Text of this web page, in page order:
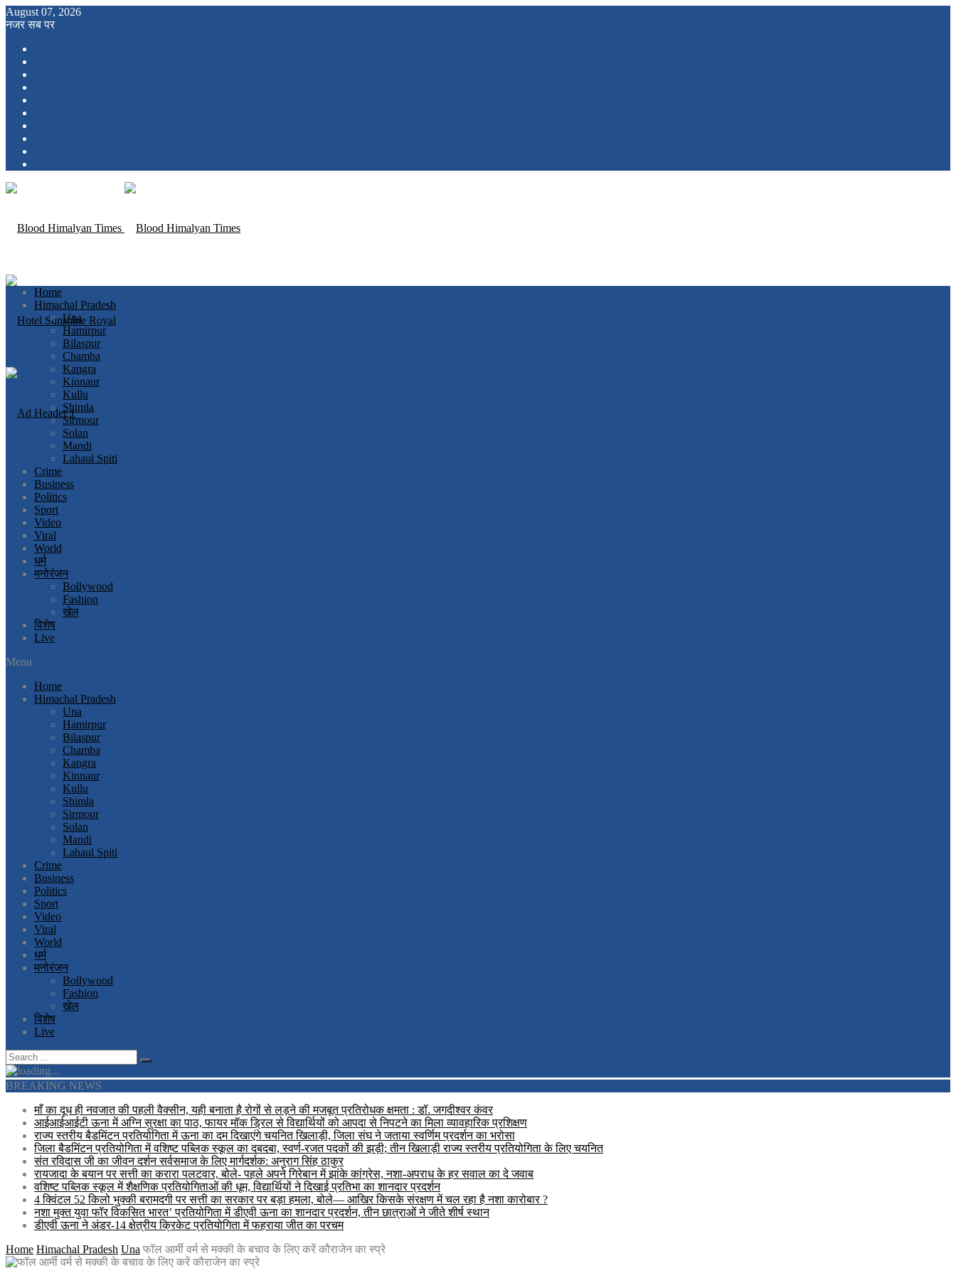
August 07, 2026
नजर सब पर
Home
Himachal Pradesh
Una
Hamirpur
Bilaspur
Chamba
Kangra
Kinnaur
Kullu
Shimla
Sirmour
Solan
Mandi
Lahaul Spiti
Crime
Business
Politics
Sport
Video
Viral
World
धर्म
मनोरंजन
Bollywood
Fashion
खेल
विशेष
Live
Menu
Home
Himachal Pradesh
Una
Hamirpur
Bilaspur
Chamba
Kangra
Kinnaur
Kullu
Shimla
Sirmour
Solan
Mandi
Lahaul Spiti
Crime
Business
Politics
Sport
Video
Viral
World
धर्म
मनोरंजन
Bollywood
Fashion
खेल
विशेष
Live
BREAKING NEWS
माँ का दूध ही नवजात की पहली वैक्सीन, यही बनाता है रोगों से लड़ने की मजबूत प्रतिरोधक क्षमता : डॉ. जगदीश्वर कंवर
आईआईआईटी ऊना में अग्नि सुरक्षा का पाठ, फायर मॉक ड्रिल से विद्यार्थियों को आपदा से निपटने का मिला व्यावहारिक प्रशिक्षण
राज्य स्तरीय बैडमिंटन प्रतियोगिता में ऊना का दम दिखाएंगे चयनित खिलाड़ी, जिला संघ ने जताया स्वर्णिम प्रदर्शन का भरोसा
जिला बैडमिंटन प्रतियोगिता में वशिष्ट पब्लिक स्कूल का दबदबा, स्वर्ण-रजत पदकों की झड़ी; तीन खिलाड़ी राज्य स्तरीय प्रतियोगिता के लिए चयनित
संत रविदास जी का जीवन दर्शन सर्वसमाज के लिए मार्गदर्शक: अनुराग सिंह ठाकुर
रायजादा के बयान पर सत्ती का करारा पलटवार, बोले- पहले अपने गिरेबान में झांके कांग्रेस, नशा-अपराध के हर सवाल का दे जवाब
वशिष्ट पब्लिक स्कूल में शैक्षणिक प्रतियोगिताओं की धूम, विद्यार्थियों ने दिखाई प्रतिभा का शानदार प्रदर्शन
4 क्विंटल 52 किलो भुक्की बरामदगी पर सत्ती का सरकार पर बड़ा हमला, बोले— आखिर किसके संरक्षण में चल रहा है नशा कारोबार ?
नशा मुक्त युवा फॉर विकसित भारत’ प्रतियोगिता में डीएवी ऊना का शानदार प्रदर्शन, तीन छात्राओं ने जीते शीर्ष स्थान
डीएवी ऊना ने अंडर-14 क्षेत्रीय क्रिकेट प्रतियोगिता में फहराया जीत का परचम
Home Himachal Pradesh Una फॉल आर्मी वर्म से मक्की के बचाव के लिए करें कौराजेन का स्प्रे